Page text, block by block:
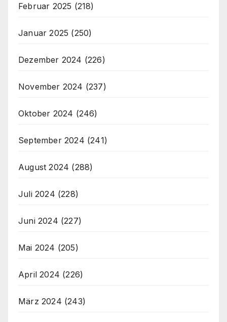
Februar 2025 (218)
Januar 2025 (250)
Dezember 2024 (226)
November 2024 (237)
Oktober 2024 (246)
September 2024 (241)
August 2024 (288)
Juli 2024 (228)
Juni 2024 (227)
Mai 2024 (205)
April 2024 (226)
März 2024 (243)